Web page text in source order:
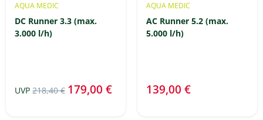
AQUA MEDIC
DC Runner 3.3 (max.
3.000 l/h)
UVP 218,40 € 179,00 €
AQUA MEDIC
AC Runner 5.2 (max.
5.000 l/h)
139,00 €